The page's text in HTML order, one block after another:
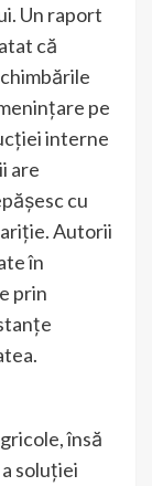
Un raport
că
pe
interne
are
cu
Autorii
în
prin
însă
soluției